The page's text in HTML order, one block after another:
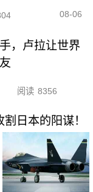
08-06
，卢拉让世界
阅读 8356
日本的阳谋！